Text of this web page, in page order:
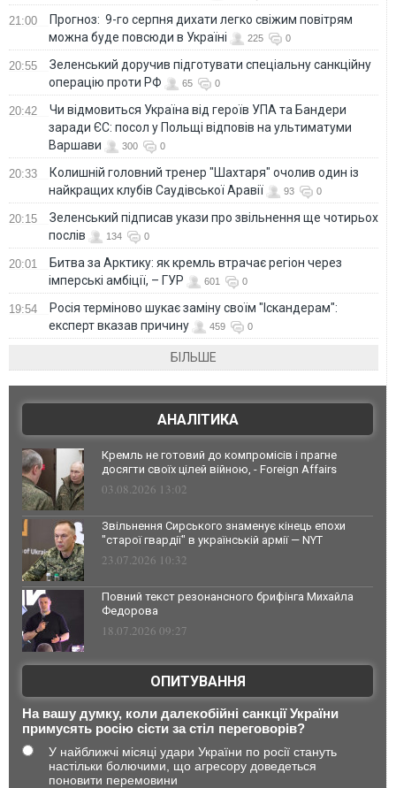
21:00
Прогноз: 9-го серпня дихати легко свіжим повітрям
можна буде повсюди в Україні
225 0
20:55
Зеленський доручив підготувати спеціальну санкційну
операцію проти РФ
65 0
20:42
Чи відмовиться Україна від героїв УПА та Бандери
заради ЄС: посол у Польщі відповів на ультиматуми
Варшави
300 0
20:33
Колишній головний тренер "Шахтаря" очолив один із
найкращих клубів Саудівської Аравії
93 0
20:15
Зеленський підписав укази про звільнення ще чотирьох
послів
134 0
20:01
Битва за Арктику: як кремль втрачає регіон через
імперські амбіції, – ГУР
601 0
19:54
Росія терміново шукає заміну своїм "Іскандерам":
експерт вказав причину
459 0
БІЛЬШЕ
АНАЛІТИКА
Кремль не готовий до компромісів і прагне
досягти своїх цілей війною, - Foreign Affairs
03.08.2026 13:02
Звільнення Сирського знаменує кінець епохи
"старої гвардії" в українській армії — NYT
23.07.2026 10:32
Повний текст резонансного брифінга Михайла
Федорова
18.07.2026 09:27
ОПИТУВАННЯ
На вашу думку, коли далекобійні санкції України
примусять росію сісти за стіл переговорів?
У найближчі місяці удари України по росії стануть
настільки болючими, що агресору доведеться
поновити перемовини